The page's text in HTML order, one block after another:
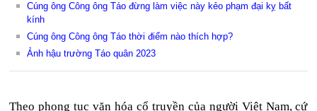
Cúng ông Công ông Táo đừng làm việc này kẻo phạm đại kỵ bất
kính
Cúng ông Công ông Táo thời điểm nào thích hợp?
Ảnh hậu trường Táo quân 2023
Theo phong tục văn hóa cổ truyền của người Việt Nam, cứ